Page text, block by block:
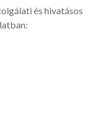
és hivatásos